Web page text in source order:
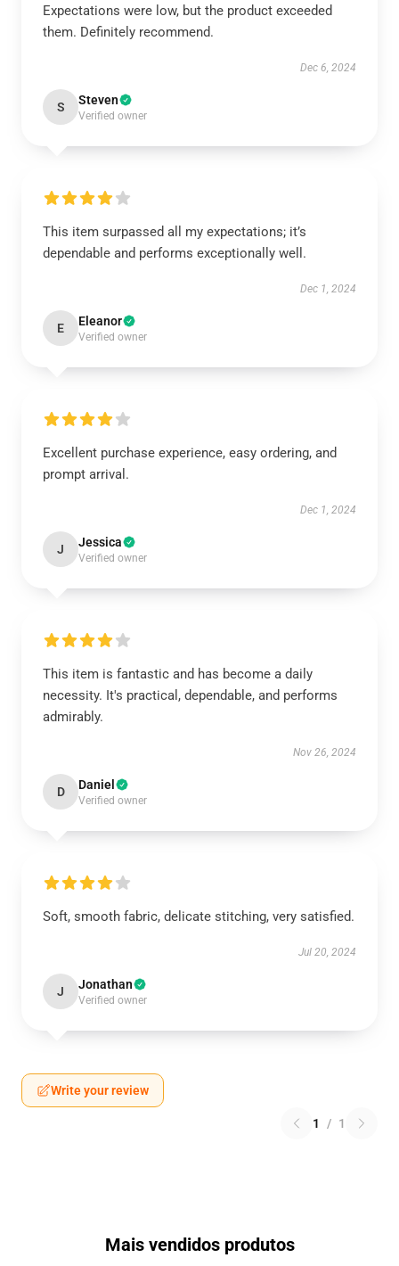
Expectations were low, but the product exceeded
them. Definitely recommend.
Dec 6, 2024
S Steven
Verified owner
This item surpassed all my expectations; it’s
dependable and performs exceptionally well.
Dec 1, 2024
E Eleanor
Verified owner
Excellent purchase experience, easy ordering, and
prompt arrival.
Dec 1, 2024
J Jessica
Verified owner
This item is fantastic and has become a daily
necessity. It's practical, dependable, and performs
admirably.
Nov 26, 2024
D Daniel
Verified owner
Soft, smooth fabric, delicate stitching, very satisfied.
Jul 20, 2024
J Jonathan
Verified owner
Write your review
1 / 1
Mais vendidos produtos